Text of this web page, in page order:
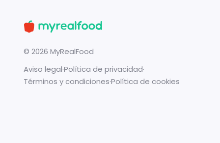
© 2026 MyRealFood
Aviso legal·Política de privacidad·
Términos y condiciones·Política de cookies